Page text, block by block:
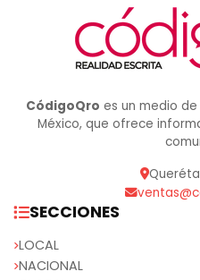
CódigoQro es un medio
México, que ofrece
SECCIONES
LOCAL
NACIONAL